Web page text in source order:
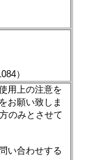
）
用上の注意を
お願い致しま
のみとさせて
い合わせする